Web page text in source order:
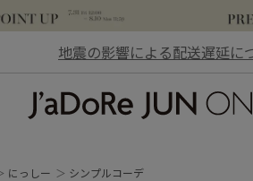
地震の影響による配送遅延に
にっしー シンプルコーデ